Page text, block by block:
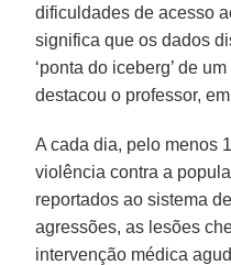
dificuldades de acesso
significa que os dados
‘ponta do iceberg’ de
destacou o professor,
A cada dia, pelo menos
violência contra a
reportados ao sistema
agressões, as lesões
intervenção médica